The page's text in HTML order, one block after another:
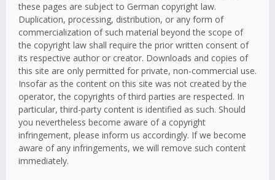
these pages are subject to German copyright law.
Duplication, processing, distribution, or any form of
commercialization of such material beyond the scope of
the copyright law shall require the prior written consent of
its respective author or creator. Downloads and copies of
this site are only permitted for private, non-commercial use.
Insofar as the content on this site was not created by the
operator, the copyrights of third parties are respected. In
particular, third-party content is identified as such. Should
you nevertheless become aware of a copyright
infringement, please inform us accordingly. If we become
aware of any infringements, we will remove such content
immediately.